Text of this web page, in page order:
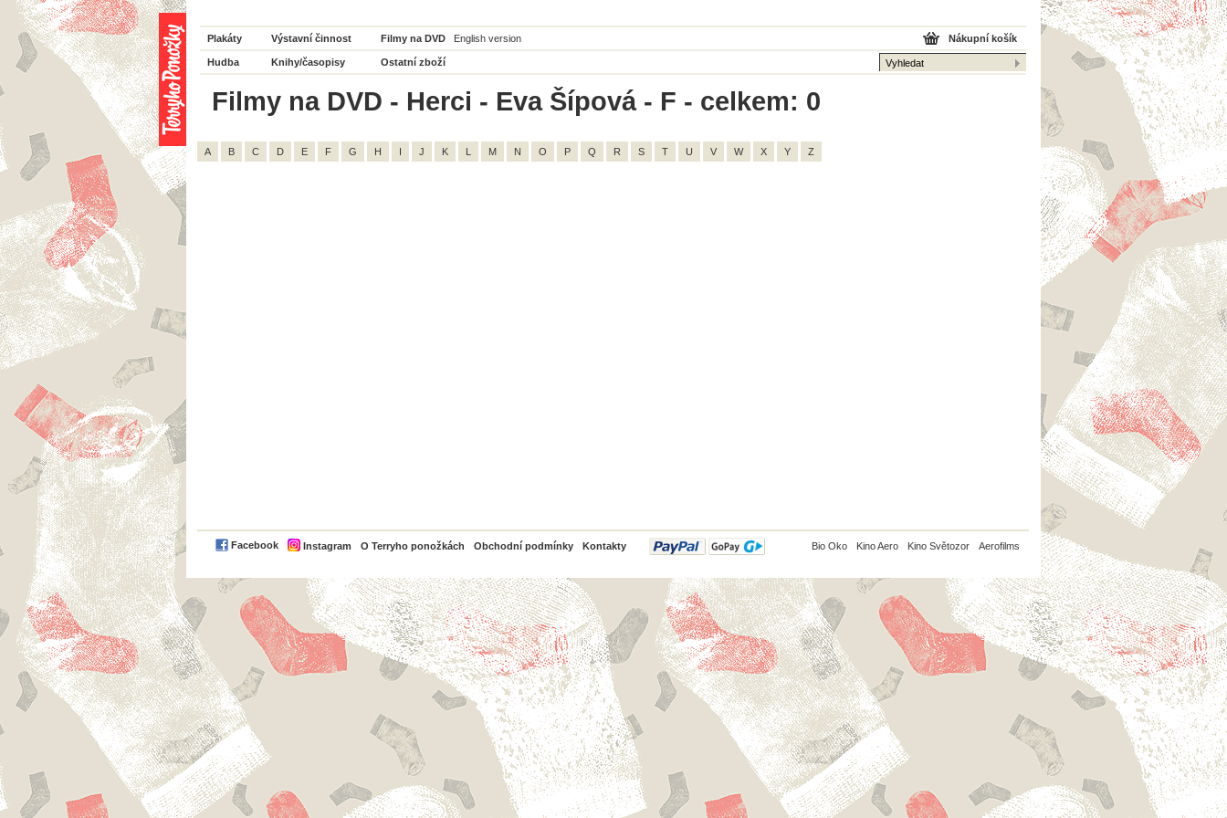
Plakáty Výstavní činnost Filmy na DVD English version
Hudba Knihy/časopisy Ostatní zboží
Nákupní košík
Filmy na DVD - Herci - Eva Šípová - F - celkem: 0
A B C D E F G H I J K L M N O P Q R S T U V W X Y Z
Facebook Instagram O Terryho ponožkách Obchodní podmínky Kontakty
PayPal Bio Oko Kino Aero Kino Světozor Aerofilms